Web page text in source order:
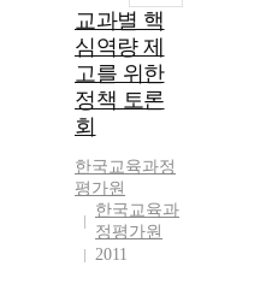
교과별 핵
심역량 제
고를 위한
정책 토론
회
한국교육과정
평가원
한국교육과
정평가원
2011